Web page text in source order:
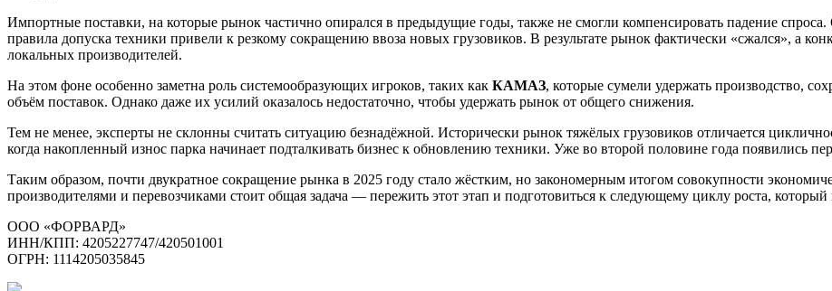
Импортные поставки, на которые рынок частично опирался в предыдущие годы, также не смогли компенсировать падение
правила допуска техники привели к резкому сокращению ввоза новых грузовиков. В результате рынок фактически «сжался», а
локальных производителей.
На этом фоне особенно заметна роль системообразующих игроков, таких как КАМАЗ, которые сумели удержать производство,
объём поставок. Однако даже их усилий оказалось недостаточно, чтобы удержать рынок от общего снижения.
Тем не менее, эксперты не склонны считать ситуацию безнадёжной. Исторически рынок тяжёлых грузовиков отличается
когда накопленный износ парка начинает подталкивать бизнес к обновлению техники. Уже во второй половине года появились
Таким образом, почти двукратное сокращение рынка в 2025 году стало жёстким, но закономерным итогом совокупности
производителями и перевозчиками стоит общая задача — пережить этот этап и подготовиться к следующему циклу роста, который
ООО «ФОРВАРД»
ИНН/КПП: 4205227747/420501001
ОГРН: 1114205035845